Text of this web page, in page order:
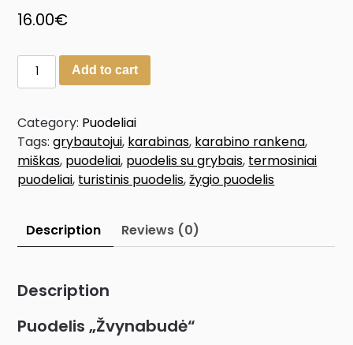
16.00€
Add to cart
Category: Puodeliai
Tags:grybautojui, karabinas, karabino rankena,
miškas, puodeliai, puodelis su grybais, termosiniai
puodeliai, turistinis puodelis,žygio puodelis
Description Reviews (0)
Description
Puodelis „Žvynabudė“